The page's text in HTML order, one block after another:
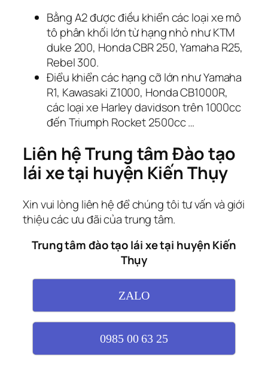
Bằng A2 được điều khiển các loại xe mô
tô phân khối lớn từ hạng nhỏ như KTM
duke 200, Honda CBR 250, Yamaha R25,
Rebel 300.
Điểu khiển các hạng cỡ lớn như Yamaha
R1, Kawasaki Z1000, Honda CB1000R,
các loại xe Harley davidson trên 1000cc
đến Triumph Rocket 2500cc …
Liên hệ Trung tâm Đào tạo
lái xe tại huyện Kiến Thụy
Xin vui lòng liên hệ để chúng tôi tư vấn và giới
thiệu các ưu đãi của trung tâm.
Trung tâm đào tạo lái xe tại huyện Kiến
Thụy
ZALO
0985 00 63 25